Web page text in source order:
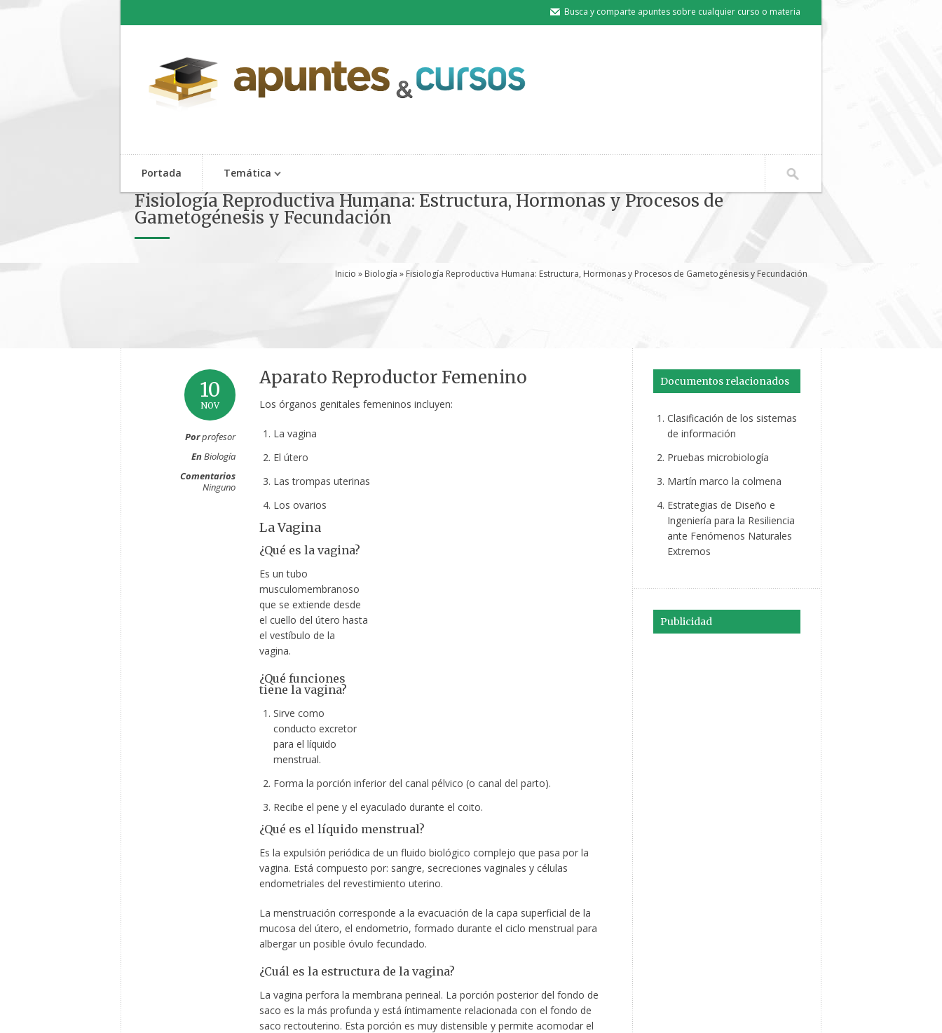
Busca y comparte apuntes sobre cualquier curso o materia
Portada Temática
Fisiología Reproductiva Humana: Estructura, Hormonas y Procesos de
Gametogénesis y Fecundación
Inicio » Biología » Fisiología Reproductiva Humana: Estructura, Hormonas y Procesos de Gametogénesis y Fecundación
10
NOV
Porprofesor
EnBiología
Comentarios
Ninguno
Aparato Reproductor Femenino
Los órganos genitales femeninos incluyen:
La vagina
El útero
Las trompas uterinas
Los ovarios
La Vagina
¿Qué es la vagina?
Es un tubo
musculomembranoso
que se extiende desde
el cuello del útero hasta
el vestíbulo de la
vagina.
¿Qué funciones
tiene la vagina?
Sirve como
conducto excretor
para el líquido
menstrual.
Forma la porción inferior del canal pélvico (o canal del parto).
Recibe el pene y el eyaculado durante el coito.
¿Qué es el líquido menstrual?
Es la expulsión periódica de un fluido biológico complejo que pasa por la
vagina. Está compuesto por: sangre, secreciones vaginales y células
endometriales del revestimiento uterino.
La menstruación corresponde a la evacuación de la capa superficial de la
mucosa del útero, el endometrio, formado durante el ciclo menstrual para
albergar un posible óvulo fecundado.
¿Cuál es la estructura de la vagina?
La vagina perfora la membrana perineal. La porción posterior del fondo de
saco es la más profunda y está íntimamente relacionada con el fondo de
saco rectouterino. Esta porción es muy distensible y permite acomodar el
Documentos relacionados
Clasificación de los sistemas
de información
Pruebas microbiología
Martín marco la colmena
Estrategias de Diseño e
Ingeniería para la Resiliencia
ante Fenómenos Naturales
Extremos
Publicidad